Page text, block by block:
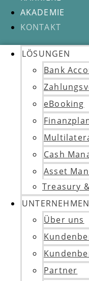
AKADEMIE
KONTAKT
LÖSUNGEN
Bank
eBooking
Cash
Asset
Treasury
UNTERNEHMEN
Über uns
Partner